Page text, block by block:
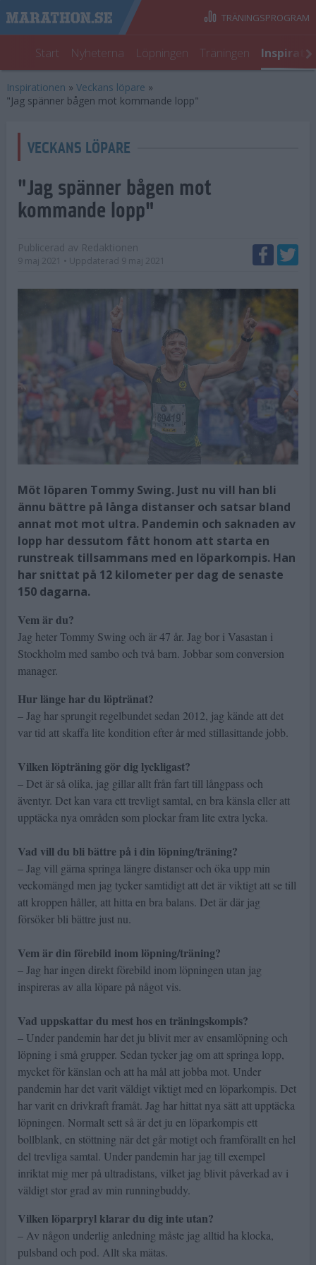
Start Nyheterna Löpningen Träningen
TRÄNINGSPROGRAM
Inspirationen » Veckans löpare »
"Jag spänner bågen mot kommande lopp"
VECKANS LÖPARE
"Jag spänner bågen mot
kommande lopp"
Publicerad av Redaktionen
9 maj 2021 • Uppdaterad 9 maj 2021
Möt löparen Tommy Swing. Just nu vill han bli
ännu bättre på långa distanser och satsar bland
annat mot mot ultra. Pandemin och saknaden av
lopp har dessutom fått honom att starta en
runstreak tillsammans med en löparkompis. Han
har snittat på 12 kilometer per dag de senaste
150 dagarna.
Vem är du?
Jag heter Tommy Swing och är 47 år. Jag bor i Vasastan i
Stockholm med sambo och två barn. Jobbar som conversion
manager.
Hur länge har du löptränat?
– Jag har sprungit regelbundet sedan 2012, jag kände att det
var tid att skaffa lite kondition efter år med stillasittande jobb.
Vilken löpträning gör dig lyckligast?
– Det är så olika, jag gillar allt från fart till långpass och
äventyr. Det kan vara ett trevligt samtal, en bra känsla eller att
upptäcka nya områden som plockar fram lite extra lycka.
Vad vill du bli bättre på i din löpning/träning?
– Jag vill gärna springa längre distanser och öka upp min
veckomängd men jag tycker samtidigt att det är viktigt att se till
att kroppen håller, att hitta en bra balans. Det är där jag
försöker bli bättre just nu.
Vem är din förebild inom löpning/träning?
– Jag har ingen direkt förebild inom löpningen utan jag
inspireras av alla löpare på något vis.
Vad uppskattar du mest hos en träningskompis?
– Under pandemin har det ju blivit mer av ensamlöpning och
löpning i små grupper. Sedan tycker jag om att springa lopp,
mycket för känslan och att ha mål att jobba mot. Under
pandemin har det varit väldigt viktigt med en löparkompis. Det
har varit en drivkraft framåt. Jag har hittat nya sätt att upptäcka
löpningen. Normalt sett så är det ju en löparkompis ett
bollblank, en stöttning när det går motigt och framförallt en hel
del trevliga samtal. Under pandemin har jag till exempel
inriktat mig mer på ultradistans, vilket jag blivit påverkad av i
väldigt stor grad av min runningbuddy.
Vilken löparpryl klarar du dig inte utan?
– Av någon underlig anledning måste jag alltid ha klocka,
pulsband och pod. Allt ska mätas.